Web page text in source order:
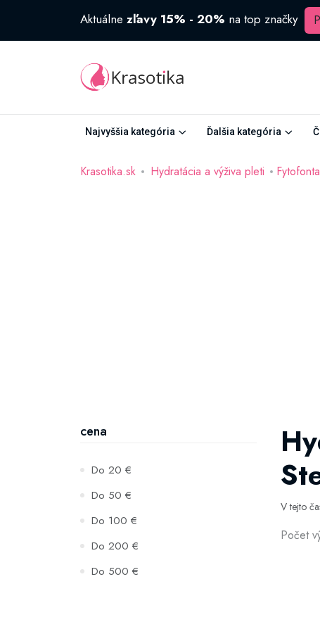
Aktuálne zľavy 15% - 20% na top značky
Najvyššia kategória Ďalšia kategória
Krasotika.sk Hydratácia a výživa pleti
cena
Do 20 €
Do 50 €
Do 100 €
Do 200 €
Do 500 €
V tejto
Počet